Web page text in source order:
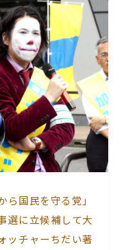
国民を守る党」
選に立候補して大
ッチャーちだい著